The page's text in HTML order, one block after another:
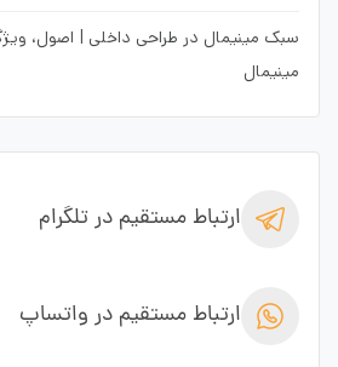
سبک مینیمال در طراحی داخلی | اصول،
مینیمال
ارتباط مستقیم در تلگرام
ارتباط مستقیم در واتساپ